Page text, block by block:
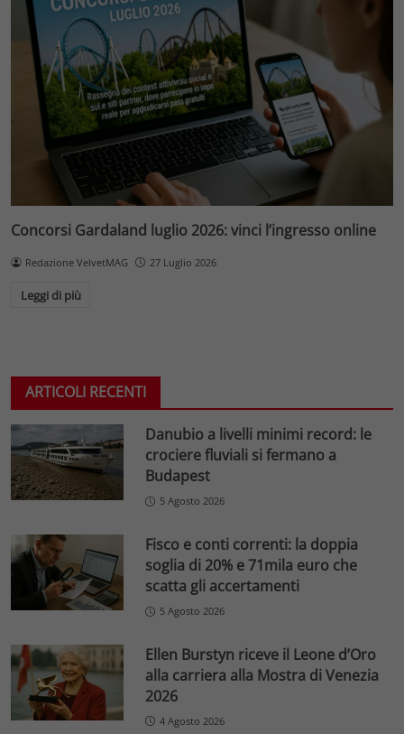
Concorsi Gardaland luglio 2026: vinci l’ingresso online
Redazione VelvetMAG 27 Luglio 2026
Leggi di più
ARTICOLI RECENTI
Danubio a livelli minimi record: le
crociere fluviali si fermano a
Budapest
5 Agosto 2026
Fisco e conti correnti: la doppia
soglia di 20% e 71mila euro che
scatta gli accertamenti
5 Agosto 2026
Ellen Burstyn riceve il Leone d’Oro
alla carriera alla Mostra di Venezia
2026
4 Agosto 2026